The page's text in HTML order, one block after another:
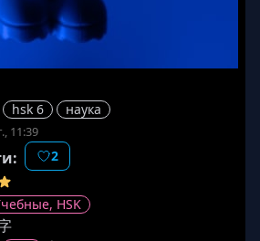
hsk 6 наука
11:39
2
HSK